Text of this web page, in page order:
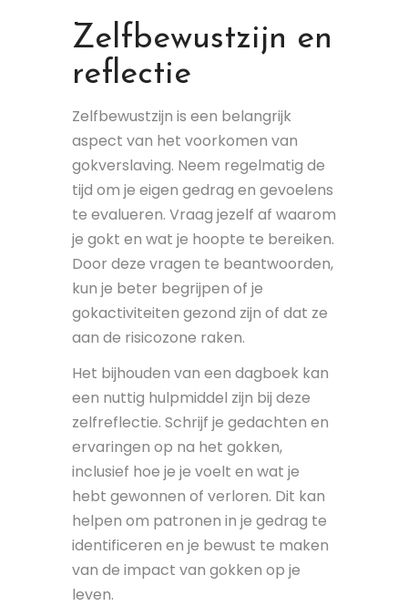
Zelfbewustzijn en
reflectie
Zelfbewustzijn is een belangrijk
aspect van het voorkomen van
gokverslaving. Neem regelmatig de
tijd om je eigen gedrag en gevoelens
te evalueren. Vraag jezelf af waarom
je gokt en wat je hoopte te bereiken.
Door deze vragen te beantwoorden,
kun je beter begrijpen of je
gokactiviteiten gezond zijn of dat ze
aan de risicozone raken.
Het bijhouden van een dagboek kan
een nuttig hulpmiddel zijn bij deze
zelfreflectie. Schrijf je gedachten en
ervaringen op na het gokken,
inclusief hoe je je voelt en wat je
hebt gewonnen of verloren. Dit kan
helpen om patronen in je gedrag te
identificeren en je bewust te maken
van de impact van gokken op je
leven.